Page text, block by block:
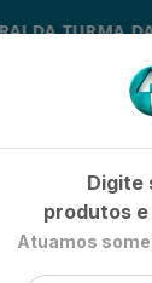
DA
Digite
produtos
Atuamos